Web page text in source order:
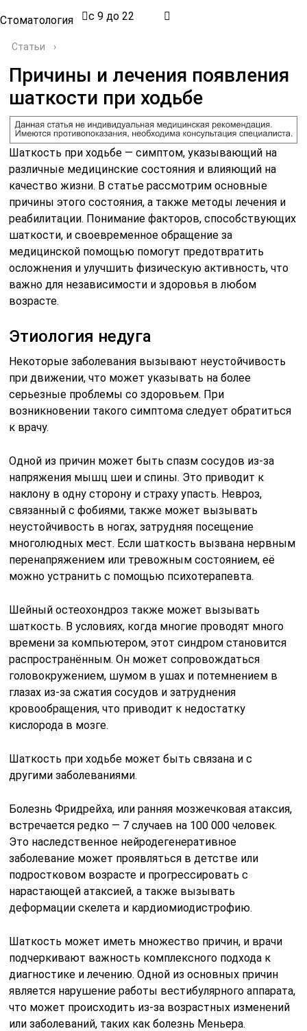
Стоматология с 9 до 22
Статьи ›
Причины и лечения появления
шаткости при ходьбе
Шаткость при ходьбе — симптом, указывающий на
различные медицинские состояния и влияющий на
качество жизни. В статье рассмотрим основные
причины этого состояния, а также методы лечения и
реабилитации. Понимание факторов, способствующих
шаткости, и своевременное обращение за
медицинской помощью помогут предотвратить
осложнения и улучшить физическую активность, что
важно для независимости и здоровья в любом
возрасте.
Этиология недуга
Некоторые заболевания вызывают неустойчивость
при движении, что может указывать на более
серьезные проблемы со здоровьем. При
возникновении такого симптома следует обратиться
к врачу.
Одной из причин может быть спазм сосудов из-за
напряжения мышц шеи и спины. Это приводит к
наклону в одну сторону и страху упасть. Невроз,
связанный с фобиями, также может вызывать
неустойчивость в ногах, затрудняя посещение
многолюдных мест. Если шаткость вызвана нервным
перенапряжением или тревожным состоянием, её
можно устранить с помощью психотерапевта.
Шейный остеохондроз также может вызывать
шаткость. В условиях, когда многие проводят много
времени за компьютером, этот синдром становится
распространённым. Он может сопровождаться
головокружением, шумом в ушах и потемнением в
глазах из-за сжатия сосудов и затруднения
кровообращения, что приводит к недостатку
кислорода в мозге.
Шаткость при ходьбе может быть связана и с
другими заболеваниями.
Болезнь Фридрейха, или ранняя мозжечковая атаксия,
встречается редко — 7 случаев на 100 000 человек.
Это наследственное нейродегенеративное
заболевание может проявляться в детстве или
подростковом возрасте и прогрессировать с
нарастающей атаксией, а также вызывать
деформации скелета и кардиомиодистрофию.
Шаткость может иметь множество причин, и врачи
подчеркивают важность комплексного подхода к
диагностике и лечению. Одной из основных причин
является нарушение работы вестибулярного аппарата,
что может происходить из-за возрастных изменений
или заболеваний, таких как болезнь Меньера.